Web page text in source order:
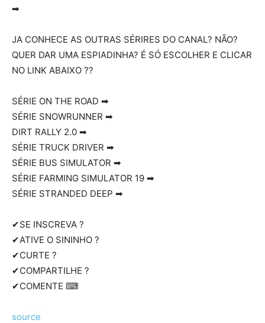
➡
JA CONHECE AS OUTRAS SÉRIRES DO CANAL? NÃO?
QUER DAR UMA ESPIADINHA? É SÓ ESCOLHER E CLICAR
NO LINK ABAIXO ??
SÉRIE ON THE ROAD ➡
SÉRIE SNOWRUNNER ➡
DIRT RALLY 2.0 ➡
SÉRIE TRUCK DRIVER ➡
SÉRIE BUS SIMULATOR ➡
SÉRIE FARMING SIMULATOR 19 ➡
SÉRIE STRANDED DEEP ➡
✔SE INSCREVA ?
✔ATIVE O SININHO ?
✔CURTE ?
✔COMPARTILHE ?
✔COMENTE ⌨
source